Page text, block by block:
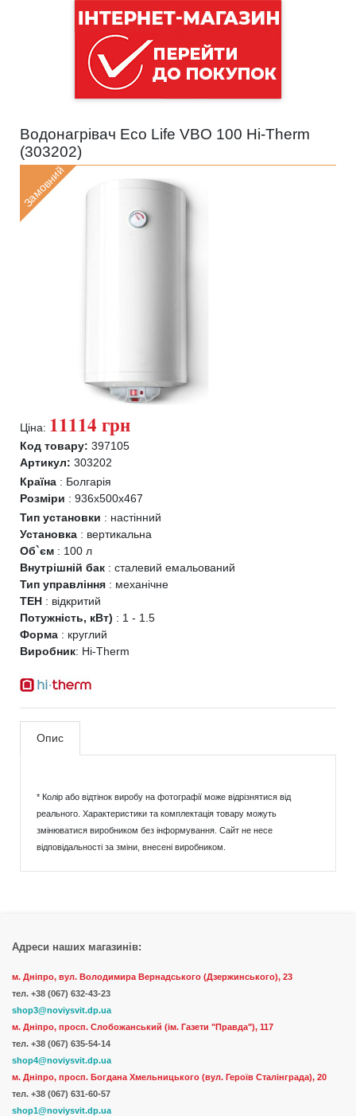
Водонагрівач Eco Life VBO 100 Hi-Therm
(303202)
Замовний
Ціна: 11114 грн
Код товару: 397105
Артикул: 303202
Країна : Болгарія
Розміри : 936x500x467
Тип установки : настінний
Установка : вертикальна
Об`єм : 100 л
Внутрішній бак : сталевий емальований
Тип управління : механічне
ТЕН : відкритий
Потужність, кВт) : 1 - 1.5
Форма : круглий
Виробник: Hi-Therm
Опис
* Колір або відтінок виробу на фотографії може відрізнятися від
реального. Характеристики та комплектація товару можуть
змінюватися виробником без інформування. Сайт не несе
відповідальності за зміни, внесені виробником.
Адреси наших магазинів:
м. Дніпро, вул. Володимира Вернадського (Дзержинського), 23
тел. +38 (067) 632-43-23
shop3@noviysvit.dp.ua
м. Дніпро, просп. Слобожанський (ім. Газети "Правда"), 117
тел. +38 (067) 635-54-14
shop4@noviysvit.dp.ua
м. Дніпро, просп. Богдана Хмельницького (вул. Героїв Сталінграда), 20
тел. +38 (067) 631-60-57
shop1@noviysvit.dp.ua